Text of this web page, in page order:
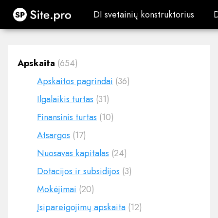
Site.pro DI svetainių konstruktorius
DI svetainių konstruktorius
Apskaita (654)
Apskaitos pagrindai (36)
Ilgalaikis turtas (31)
Finansinis turtas (10)
Atsargos (17)
Nuosavas kapitalas (24)
Dotacijos ir subsidijos (3)
Mokėjimai (20)
Įsipareigojimų apskaita (12)